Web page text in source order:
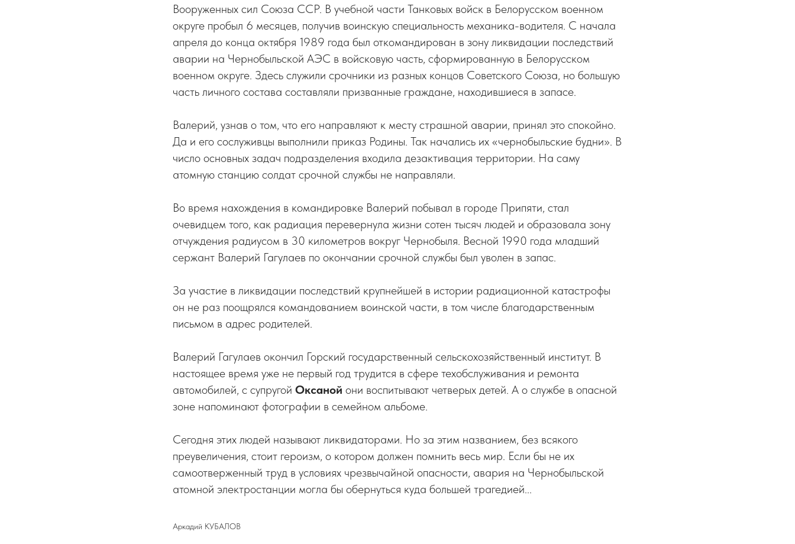
Вооруженных сил Союза ССР. В учебной части Танковых войск в Белорусском военном
округе пробыл 6 месяцев, получив воинскую специальность механика-водителя. С начала
апреля до конца октября 1989 года был откомандирован в зону ликвидации последствий
аварии на Чернобыльской АЭС в войсковую часть, сформированную в Белорусском
военном округе. Здесь служили срочники из разных концов Советского Союза, но большую
часть личного состава составляли призванные граждане, находившиеся в запасе.
Валерий, узнав о том, что его направляют к месту страшной аварии, принял это спокойно.
Да и его сослуживцы выполнили приказ Родины. Так начались их «чернобыльские будни». В
число основных задач подразделения входила дезактивация территории. На саму
атомную станцию солдат срочной службы не направляли.
Во время нахождения в командировке Валерий побывал в городе Припяти, стал
очевидцем того, как радиация перевернула жизни сотен тысяч людей и образовала зону
отчуждения радиусом в 30 километров вокруг Чернобыля. Весной 1990 года младший
сержант Валерий Гагулаев по окончании срочной службы был уволен в запас.
За участие в ликвидации последствий крупнейшей в истории радиационной катастрофы
он не раз поощрялся командованием воинской части, в том числе благодарственным
письмом в адрес родителей.
Валерий Гагулаев окончил Горский государственный сельскохозяйственный институт. В
настоящее время уже не первый год трудится в сфере техобслуживания и ремонта
автомобилей, с супругой Оксаной они воспитывают четверых детей. А о службе в опасной
зоне напоминают фотографии в семейном альбоме.
Сегодня этих людей называют ликвидаторами. Но за этим названием, без всякого
преувеличения, стоит героизм, о котором должен помнить весь мир. Если бы не их
самоотверженный труд в условиях чрезвычайной опасности, авария на Чернобыльской
атомной электростанции могла бы обернуться куда большей трагедией...
Аркадий КУБАЛОВ